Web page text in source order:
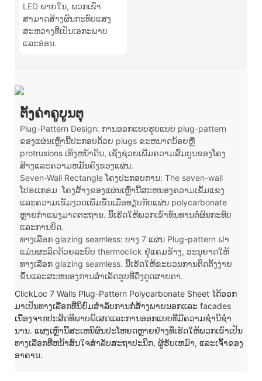
LED ພາຍໃນ, ພວກເຂົາ
ສາມາດສ້າງຜົນກະທົບແສງ
ສະຫວ່າງທີ່ເປັນເອກະພາບ
ແລະອ່ອນ.
ຕັ້ງຄ່າຄູບູນຕຸ
Plug-Pattern Design: ການອອກແບບຮູບແບບ plug-pattern
ຂອງແຜ່ນເຫຼົ່ານີ້ປະກອບດ້ວຍ plugs ຂະຫນາດນ້ອຍຫຼື
protrusions ເທິງຫນ້າດິນ, ເຊິ່ງຊ່ວຍເພີ່ມຄວາມສົມບູນຂອງໂຄງ
ສ້າງແລະຄວາມຫມັ້ນຄົງຂອງແຜ່ນ.
Seven-Wall Rectangle ໂຄງປະກອບການ: The seven-wall
ໂປຣເເກຣມ ໂຄງສ້າງຂອງແຜ່ນເຫຼົ່ານີ້ສະຫນອງຄວາມເຂັ້ມແຂງ
ແລະຄວາມເຂັ້ມງວດເພີ່ມຂຶ້ນເມື່ອທຽບກັບແຜ່ນ polycarbonate
ຫຼາຍກໍາແພງມາດຕະຖານ. ນີ້ເຮັດໃຫ້ພວກເຂົາທົນທານຕໍ່ຜົນກະທົບ
ແລະການບິດ.
ທາງເລືອກ glazing seamless: ບາງ 7 ແຜ່ນ Plug-pattern ຝາ
ແມ່ນຜະລິດດ້ວຍລະບົບ thermoclick ຢູ່ແຄມຂ້າງ, ອະນຸຍາດໃຫ້
ທາງເລືອກ glazing seamless. ນີ້ເຮັດໃຫ້ຂະບວນການຕິດຕັ້ງງ່າຍ
ຂຶ້ນແລະສະຫນອງການສໍາເລັດຮູບທີ່ດຶງດູດສາຍຕາ.
ClickLoc 7 Walls Plug-Pattern Polycarbonate Sheet ໄດ້ອອກ
ມາເປັນທາງເລືອກທີ່ນິຍົມສໍາລັບການກໍ່ສ້າງພາຍນອກແລະ facades
ເນື່ອງຈາກປະສິດທິພາບພິເສດແລະການອອກແບບທີ່ມີຄວາມຊໍານິຊໍາ
ນານ. ແຜງເຫຼົ່ານີ້ສະເຫນີຜົນປະໂຫຍດຫຼາຍຢ່າງທີ່ເຮັດໃຫ້ພວກເຂົາເປັນ
ທາງເລືອກທີ່ຫນ້າສົນໃຈສໍາລັບສະຖາປະນິກ, ຜູ້ຮັບເຫມົາ, ແລະເຈົ້າຂອງ
ອາຄານ.